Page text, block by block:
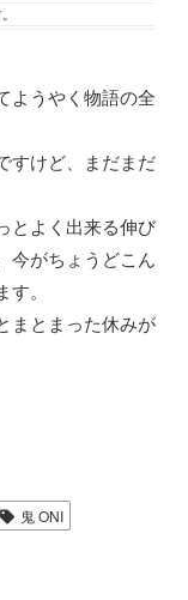
ようやく物語の全
すけど、まだまだ
とよく出来る伸び
今がちょうどこん
。
まとまった休みが
鬼 ONI